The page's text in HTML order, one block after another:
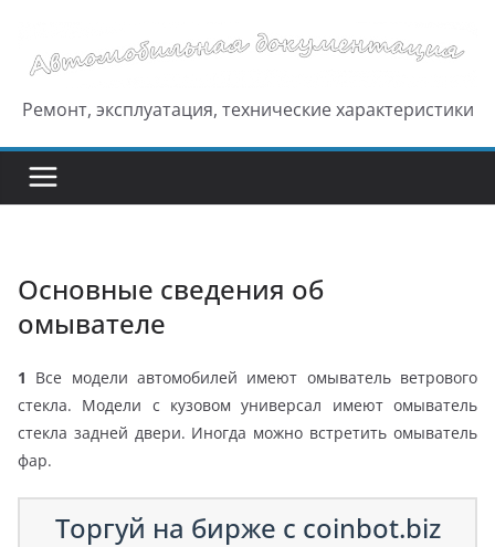
содержимому
Ремонт, эксплуатация, технические характеристики
Основные сведения об
омывателе
1 Все модели автомобилей имеют омыватель ветрового
стекла. Модели с кузовом универсал имеют омыватель
стекла задней двери. Иногда можно встретить омыватель
фар.
Торгуй на бирже с coinbot.biz